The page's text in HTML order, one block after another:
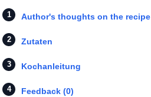
Author's thoughts on the recipe
Zutaten
Kochanleitung
Feedback (0)